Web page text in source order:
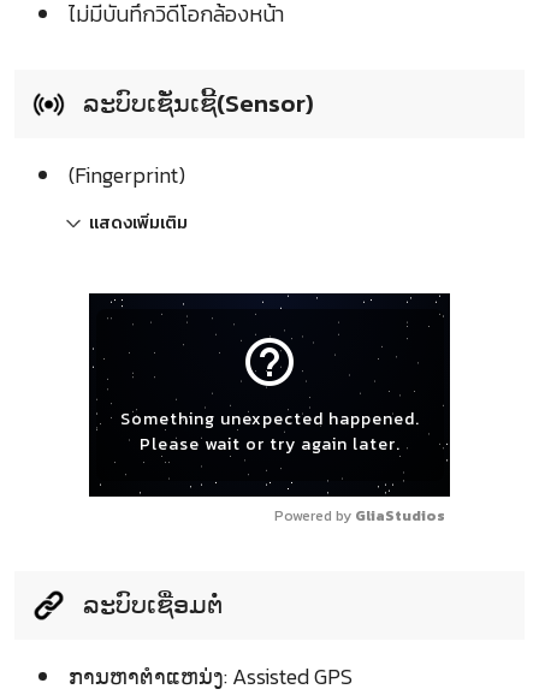
ไม่มีบันทึกวิดีโอกล้องหน้า
ລະບົບເຊັ່ນເຊີ້(Sensor)
(Fingerprint)
แสดงเพิ่มเติม
help_outline
Something unexpected happened.
Please wait or try again later.
Powered by GliaStudios
ລະບົບເຊື່ອມຕໍ່
ການຫາຕຳແຫນ່ງ: Assisted GPS